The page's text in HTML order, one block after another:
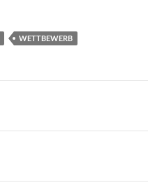
WETTBEWERB